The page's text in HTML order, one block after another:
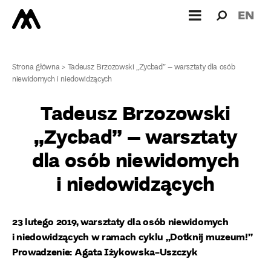
dla: EN
Strona główna>Tadeusz Brzozowski „Zycbad” – warsztaty dla osób
niewidomych i niedowidzących
Tadeusz Brzozowski
„Zycbad” – warsztaty
dla osób niewidomych
i niedowidzących
23 lutego 2019, warsztaty dla osób niewidomych
i niedowidzących w ramach cyklu „Dotknij muzeum!”
Prowadzenie: Agata Iżykowska-Uszczyk